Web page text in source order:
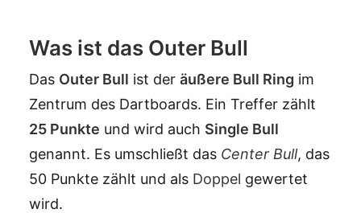
Was ist das Outer Bull
Das Outer Bull ist der äußere Bull Ring im
Zentrum des Dartboards. Ein Treffer zählt
25 Punkte und wird auch Single Bull
genannt. Es umschließt das Center Bull, das
50 Punkte zählt und als Doppel gewertet
wird.